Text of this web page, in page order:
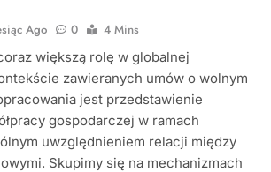
Ago 0
4 Mins
większą rolę w globalnej
zawieranych umów o wolnym
jest przedstawienie
gospodarczej w ramach
uwzględnieniem relacji między
Skupimy się na mechanizmach